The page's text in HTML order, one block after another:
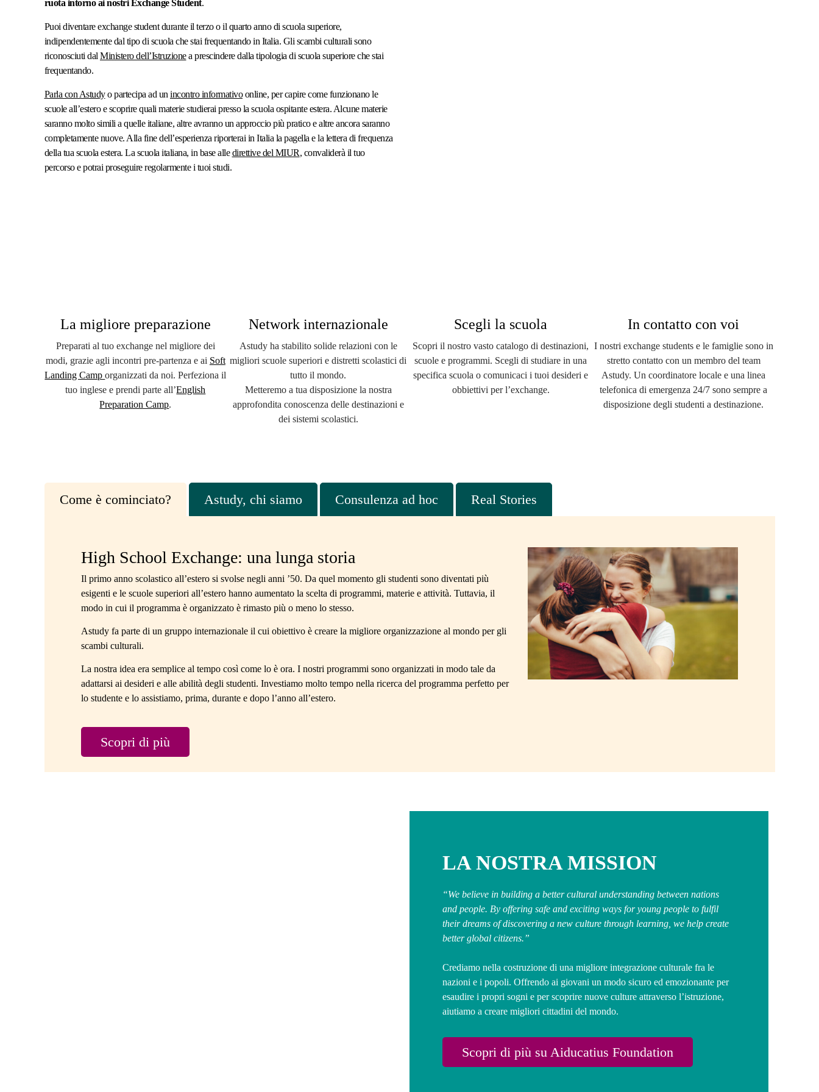
Con la famiglia ospitante ho avuto
qualche difficoltà, ma voglio sottolineare
che l’agenzia mi è sempre stata vicina, mi
ha ascoltata e supportata quando ne ho
avuto bisogno. Sapere di poter contare su
A parte questo, è stata un’esperienza
incredibile che mi ha lasciato ricordi
meravigliosi e mi ha fatto crescere sia
come persona che come studentessa. La
consiglio con tutto il cuore a chiunque stia
pensando di partire: è un’avventura che
smetterò mai di ringraziarli per avermi
dato questa opportunità.
Nonostante il cambio di famiglia fosse
chiedermi come stessi, facendomi sentire
sempre seguita e supportata. Non mi
hanno mai lasciata sola.
Non ringrazierò mai abbastanza questa
ruota intorno ai nostri Exchange Student.
Puoi diventare exchange student durante il terzo o il quarto anno di scuola superiore,
indipendentemente dal tipo di scuola che stai frequentando in Italia. Gli scambi culturali sono
riconosciuti dal Ministero dell’Istruzionea prescindere dalla tipologia di scuola superiore che stai
frequentando.
Parla con Astudyo partecipa ad un incontro informativoonline, per capire come funzionano le
scuole all’estero e scoprire quali materie studierai presso la scuola ospitante estera. Alcune materie
saranno molto simili a quelle italiane, altre avranno un approccio più pratico e altre ancora saranno
completamente nuove. Alla fine dell’esperienza riporterai in Italia la pagella e la lettera di frequenza
della tua scuola estera. La scuola italiana, in base alledirettive del MIUR, convaliderà il tuo
percorso e potrai proseguire regolarmente i tuoi studi.
La migliore preparazione
Preparati al tuo exchange nel migliore dei
modi, grazie agli incontri pre-partenza e ai Soft
Landing Camporganizzati da noi. Perfeziona il
tuo inglese e prendi parte all’English
Preparation Camp.
Network internazionale
Astudy ha stabilito solide relazioni con le
migliori scuole superiori e distretti scolastici di
tutto il mondo.
Metteremo a tua disposizione la nostra
approfondita conoscenza delle destinazioni e
dei sistemi scolastici.
Scegli la scuola
Scopri il nostro vasto catalogo di destinazioni,
scuole e programmi. Scegli di studiare in una
specifica scuola o comunicaci i tuoi desideri e
obbiettivi per l’exchange.
In contatto con voi
I nostri exchange students e le famiglie sono in
stretto contatto con un membro del team
Astudy. Un coordinatore locale e una linea
telefonica di emergenza 24/7 sono sempre a
disposizione degli studenti a destinazione.
Come è cominciato? Astudy, chi siamo Consulenza ad hoc Real Stories
High School Exchange: una lunga storia
Il primo anno scolastico all’estero si svolse negli anni ’50. Da quel momento gli studenti sono diventati più
esigenti e le scuole superiori all’estero hanno aumentato la scelta di programmi, materie e attività. Tuttavia, il
modo in cui il programma è organizzato è rimasto più o meno lo stesso.
Astudy fa parte di un gruppo internazionale il cui obiettivo è creare la migliore organizzazione al mondo per gli
scambi culturali.
La nostra idea era semplice al tempo così come lo è ora. I nostri programmi sono organizzati in modo tale da
adattarsi ai desideri e alle abilità degli studenti. Investiamo molto tempo nella ricerca del programma perfetto per
lo studente e lo assistiamo, prima, durante e dopo l’anno all’estero.
Scopri di più
LA NOSTRA MISSION
“We believe in building a better cultural understanding between nations
and people. By offering safe and exciting ways for young people to fulfil
their dreams of discovering a new culture through learning, we help create
better global citizens.”
Crediamo nella costruzione di una migliore integrazione culturale fra le
nazioni e i popoli. Offrendo ai giovani un modo sicuro ed emozionante per
esaudire i propri sogni e per scoprire nuove culture attraverso l’istruzione,
aiutiamo a creare migliori cittadini del mondo.
Scopri di più su Aiducatius Foundation